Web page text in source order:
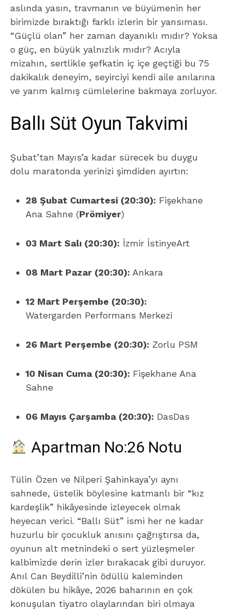
aslında yasın, travmanın ve büyümenin her
birimizde bıraktığı farklı izlerin bir yansıması.
“Güçlü olan” her zaman dayanıklı mıdır? Yoksa
o güç, en büyük yalnızlık mıdır? Acıyla
mizahın, sertlikle şefkatin iç içe geçtiği bu 75
dakikalık deneyim, seyirciyi kendi aile anılarına
ve yarım kalmış cümlelerine bakmaya zorluyor.
Ballı Süt Oyun Takvimi
Şubat’tan Mayıs’a kadar sürecek bu duygu
dolu maratonda yerinizi şimdiden ayırtın:
28 Şubat Cumartesi (20:30): Fişekhane
Ana Sahne (Prömiyer)
03 Mart Salı (20:30): İzmir İstinyeArt
08 Mart Pazar (20:30): Ankara
12 Mart Perşembe (20:30):
Watergarden Performans Merkezi
26 Mart Perşembe (20:30): Zorlu PSM
10 Nisan Cuma (20:30): Fişekhane Ana
Sahne
06 Mayıs Çarşamba (20:30): DasDas
Apartman No:26 Notu
Tülin Özen ve Nilperi Şahinkaya’yı aynı
sahnede, üstelik böylesine katmanlı bir “kız
kardeşlik” hikâyesinde izleyecek olmak
heyecan verici. “Ballı Süt” ismi her ne kadar
huzurlu bir çocukluk anısını çağrıştırsa da,
oyunun alt metnindeki o sert yüzleşmeler
kalbimizde derin izler bırakacak gibi duruyor.
Anıl Can Beydilli’nin ödüllü kaleminden
dökülen bu hikâye, 2026 baharının en çok
konuşulan tiyatro olaylarından biri olmaya